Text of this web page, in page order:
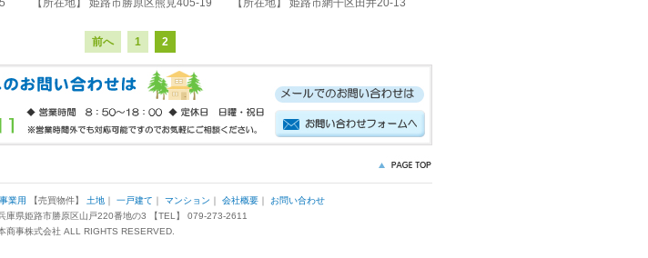
【所在地】 姫路市勝原区熊見405-19
【所在地】 姫路市網干区田井20-13
前へ 1 2
事業用 【売買物件】 土地｜ 一戸建て ｜ マンション ｜ 会社概要｜
お問い合わせ
県姫路市勝原区山戸220番地の3 【TEL】 079-273-2611
商事株式会社 ALL RIGHTS RESERVED.